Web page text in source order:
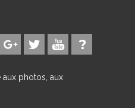
photos, aux